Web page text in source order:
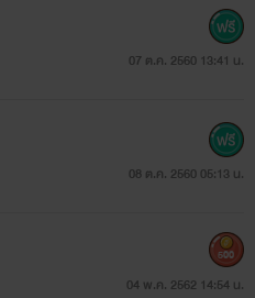
07 ต.ค. 2560 13:41 น.
08 ต.ค. 2560 05:13 น.
04 พ.ค. 2562 14:54 น.
500